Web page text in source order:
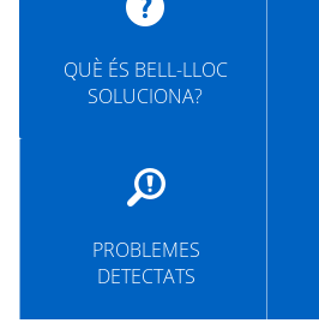
SEU ELECTRÒNICA
BELL-LLOC SOLUCIONA
QUÈ ÉS BELL-LLOC
SOLUCIONA?
PROBLEMES
DETECTATS